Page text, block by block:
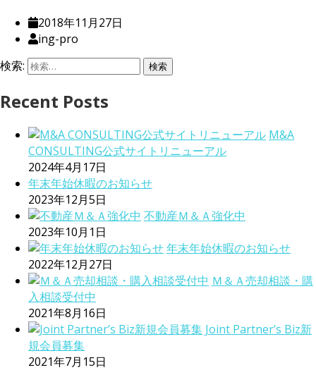
2018年11月27日
ing-pro
検索:
Recent Posts
M&A
CONSULTING公式サイトリニューアル
2024年4月17日
年末年始休暇のお知らせ
2023年12月5日
不動産Ｍ＆Ａ強化中
2023年10月1日
年末年始休暇のお知らせ
2022年12月27日
Ｍ＆Ａ売却相談・購
入相談受付中
2021年8月16日
Joint Partner’s Biz新
規会員募集
2021年7月15日